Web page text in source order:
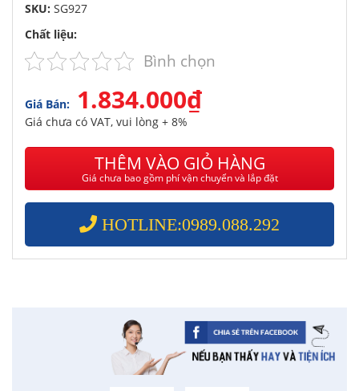
SKU: SG927
Chất liệu:
Bình chọn
Giá Bán: 1.834.000₫
Giá chưa có VAT, vui lòng + 8%
THÊM VÀO GIỎ HÀNG
Giá chưa bao gồm phí vận chuyển và lắp đặt
HOTLINE:0989.088.292